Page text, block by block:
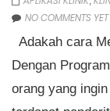
NO COMMENTS YET
Adakah cara
Dengan
orang yang